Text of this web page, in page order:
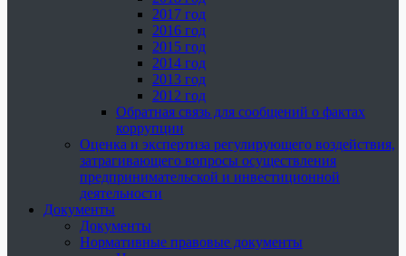
2017 год
2016 год
2015 год
2014 год
2013 год
2012 год
Обратная связь для сообщений о фактах
коррупции
Оценка и экспертиза регулирующего воздействия,
затрагивающего вопросы осуществления
предпринимательской и инвестиционной
деятельности
Документы
Документы
Нормативные правовые документы